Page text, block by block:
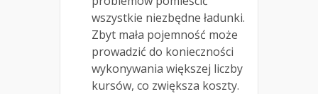
wszystkie niezbędne ładunki.
Zbyt mała pojemność może
prowadzić do konieczności
wykonywania większej liczby
kursów, co zwiększa koszty.